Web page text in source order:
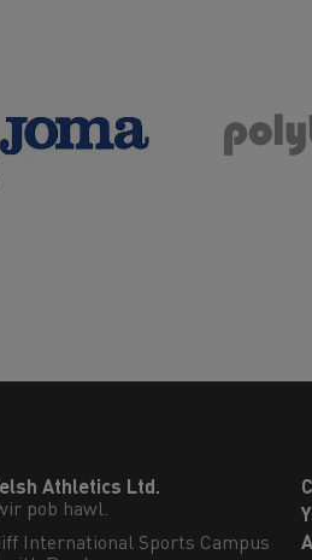
Athletics Ltd.
pob hawl.
International Sports Campus